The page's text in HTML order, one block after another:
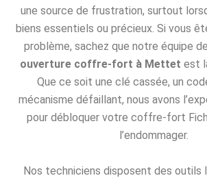
une source de frustration, surtout
biens essentiels ou précieux. Si vous
problème, sachez que notre équipe
ouverture coffre-fort à Mettet est
Que ce soit une clé cassée, un
mécanisme défaillant, nous avons
pour débloquer votre coffre-fort
l’endommager.
Nos techniciens disposent des outils